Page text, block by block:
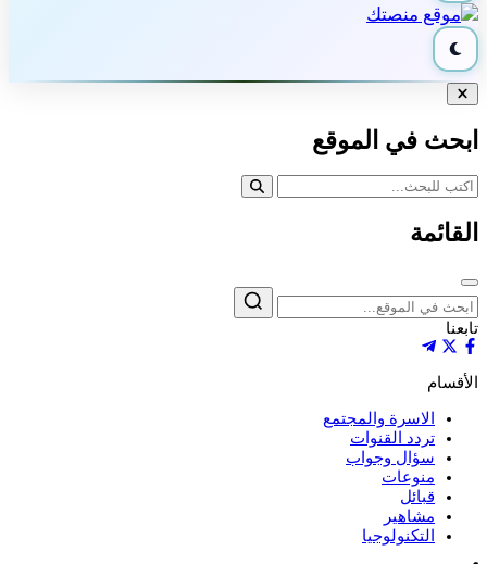
الوضع
الليلي
إغلاق
ابحث في الموقع
القائمة
إغلاق
بحث
تابعنا
الأقسام
الاسرة والمجتمع
تردد القنوات
سؤال وجواب
منوعات
قبائل
مشاهير
التكنولوجيا